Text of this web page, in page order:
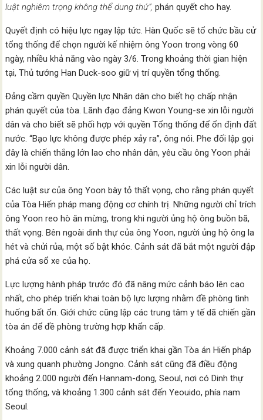
luật nghiêm trọng không thể dung thứ”, phán quyết cho hay.
Quyết định có hiệu lực ngay lập tức. Hàn Quốc sẽ tổ chức bầu cử
tổng thống để chọn người kế nhiệm ông Yoon trong vòng 60
ngày, nhiều khả năng vào ngày 3/6. Trong khoảng thời gian hiện
tại, Thủ tướng Han Duck-soo giữ vị trí quyền tổng thống.
Đảng cầm quyền Quyền lực Nhân dân cho biết họ chấp nhận
phán quyết của tòa. Lãnh đạo đảng Kwon Young-se xin lỗi người
dân và cho biết sẽ phối hợp với quyền Tổng thống để ổn định đất
nước. “Bạo lực không được phép xảy ra”, ông nói. Phe đối lập gọi
đây là chiến thắng lớn lao cho nhân dân, yêu cầu ông Yoon phải
xin lỗi người dân.
Các luật sư của ông Yoon bày tỏ thất vọng, cho rằng phán quyết
của Tòa Hiến pháp mang động cơ chính trị. Những người chỉ trích
ông Yoon reo hò ăn mừng, trong khi người ủng hộ ông buồn bã,
thất vọng. Bên ngoài dinh thự của ông Yoon, người ủng hộ ông la
hét và chửi rủa, một số bật khóc. Cảnh sát đã bắt một người đập
phá cửa sổ xe của họ.
Lực lượng hành pháp trước đó đã nâng mức cảnh báo lên cao
nhất, cho phép triển khai toàn bộ lực lượng nhằm đề phòng tình
huống bất ổn. Giới chức cũng lập các trung tâm y tế dã chiến gần
tòa án để đề phòng trường hợp khẩn cấp.
Khoảng 7.000 cảnh sát đã được triển khai gần Tòa án Hiến pháp
và xung quanh phường Jongno. Cảnh sát cũng đã điều động
khoảng 2.000 người đến Hannam-dong, Seoul, nơi có Dinh thự
tổng thống, và khoảng 1.300 cảnh sát đến Yeouido, phía nam
Seoul.